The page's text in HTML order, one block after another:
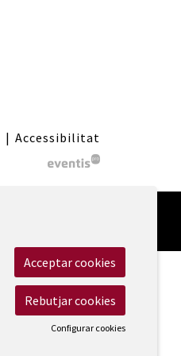
| Accessibilitat
Acceptar cookies
Rebutjar cookies
Configurar cookies